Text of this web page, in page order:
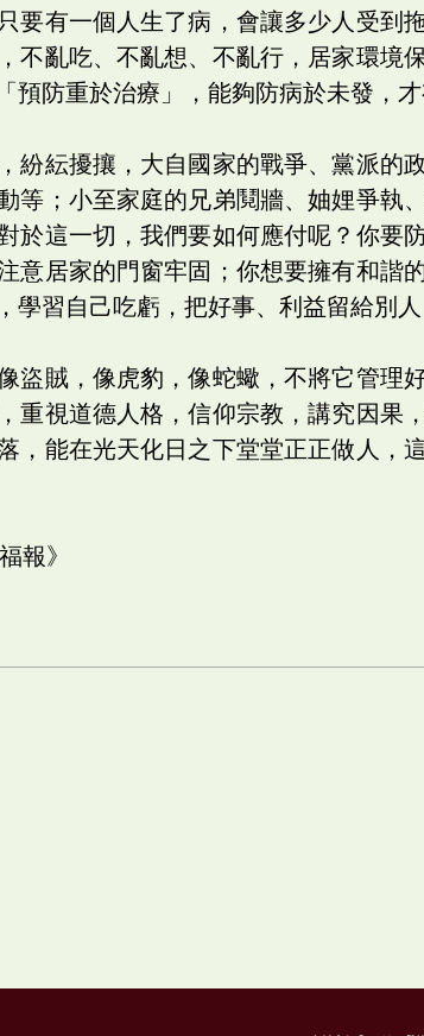
要有一個人生了病，會讓多少人受到
不亂吃、不亂想、不亂行，居家環境
防重於治療」，能夠防病於未發，才
紛紜擾攘，大自國家的戰爭、黨派的
等；小至家庭的兄弟鬩牆、妯娌爭執
於這一切，我們要如何應付呢？你要
意居家的門窗牢固；你想要擁有和諧
學習自己吃虧，把好事、利益留給別人
盜賊，像虎豹，像蛇蠍，不將它管理
重視道德人格，信仰宗教，講究因果
，能在光天化日之下堂堂正正做人，
報》